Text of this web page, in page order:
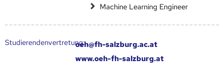
Machine Learning Engineer
Studierendenvertretung:oeh@fh-salzburg.ac.at
www.oeh-fh-salzburg.at